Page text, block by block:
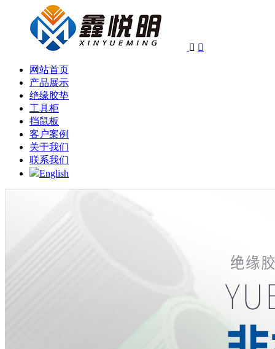
 
网站首页
产品展示
绝缘胶垫
工具柜
挡鼠板
客户案例
关于我们
联系我们
English